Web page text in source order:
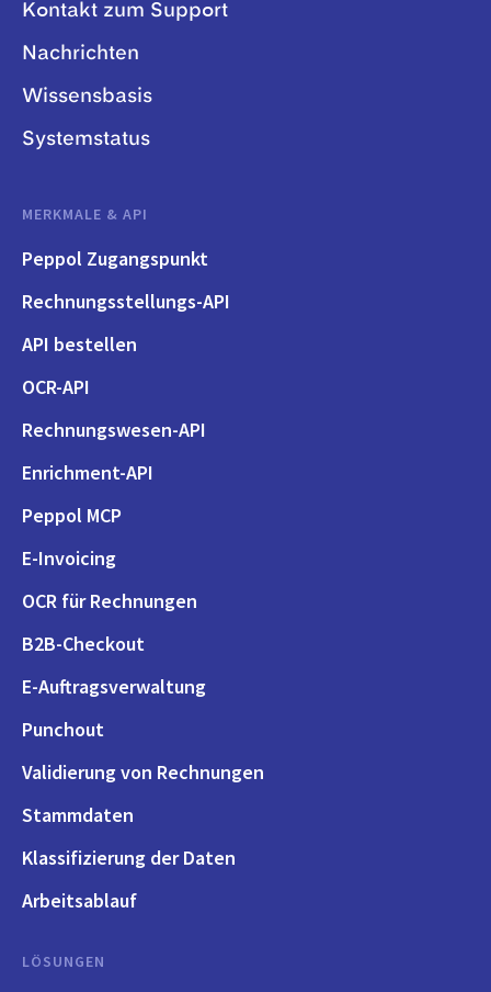
Kontakt zum Support
Nachrichten
Wissensbasis
Systemstatus
MERKMALE & API
Peppol Zugangspunkt
Rechnungsstellungs-API
API bestellen
OCR-API
Rechnungswesen-API
Enrichment-API
Peppol MCP
E-Invoicing
OCR für Rechnungen
B2B-Checkout
E-Auftragsverwaltung
Punchout
Validierung von Rechnungen
Stammdaten
Klassifizierung der Daten
Arbeitsablauf
LÖSUNGEN